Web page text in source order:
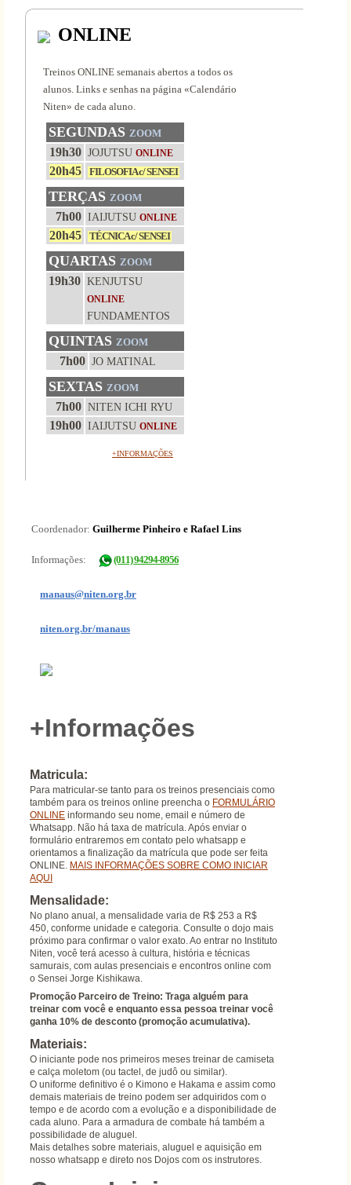
ONLINE
Treinos ONLINE semanais abertos a todos os
alunos. Links e senhas na página «Calendário
Niten» de cada aluno.
SEGUNDAS ZOOM
19h30 JOJUTSU ONLINE
20h45 FILOSOFIA c/ SENSEI
TERÇAS ZOOM
7h00 IAIJUTSU ONLINE
20h45 TÉCNICA c/ SENSEI
QUARTAS ZOOM
19h30 KENJUTSU
ONLINE
FUNDAMENTOS
QUINTAS ZOOM
7h00 JO MATINAL
SEXTAS ZOOM
7h00 NITEN ICHI RYU
19h00 IAIJUTSU ONLINE
+INFORMAÇÕES
Coordenador: Guilherme Pinheiro e Rafael Lins
Informações: (011) 94294-8956
manaus@niten.org.br
niten.org.br/manaus
+Informações
Matricula:
Para matricular-se tanto para os treinos presenciais como
também para os treinos online preencha o FORMULÁRIO
ONLINE informando seu nome, email e número de
Whatsapp. Não há taxa de matrícula. Após enviar o
formulário entraremos em contato pelo whatsapp e
orientamos a finalização da matrícula que pode ser feita
ONLINE. MAIS INFORMAÇÕES SOBRE COMO INICIAR
AQUI
Mensalidade:
No plano anual, a mensalidade varia de R$ 253 a R$
450, conforme unidade e categoria. Consulte o dojo mais
próximo para confirmar o valor exato. Ao entrar no Instituto
Niten, você terá acesso à cultura, história e técnicas
samurais, com aulas presenciais e encontros online com
o Sensei Jorge Kishikawa.
Promoção Parceiro de Treino: Traga alguém para
treinar com você e enquanto essa pessoa treinar você
ganha 10% de desconto (promoção acumulativa).
Materiais:
O iniciante pode nos primeiros meses treinar de camiseta
e calça moletom (ou tactel, de judô ou similar).
O uniforme definitivo é o Kimono e Hakama e assim como
demais materiais de treino podem ser adquiridos com o
tempo e de acordo com a evolução e a disponibilidade de
cada aluno. Para a armadura de combate há também a
possibilidade de aluguel.
Mais detalhes sobre materiais, aluguel e aquisição em
nosso whatsapp e direto nos Dojos com os instrutores.